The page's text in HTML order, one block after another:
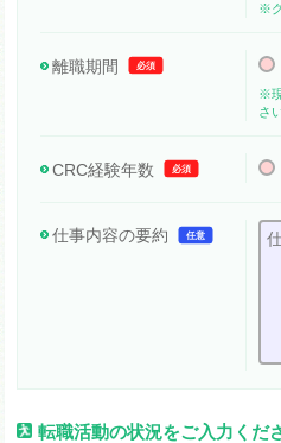
※
離職期間 必須
※
さ
CRC経験年数 必須
仕事内容の要約 任意
転職活動の状況をご入力くだ